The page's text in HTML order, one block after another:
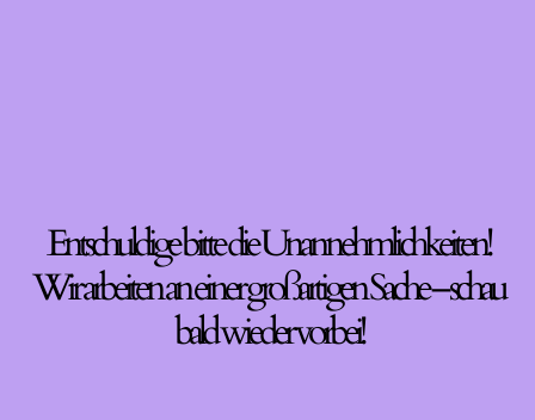
Entschuldige bitte die Unannehmlichkeiten!
Wir arbeiten an einer großartigen Sache – schau
bald wieder vorbei!